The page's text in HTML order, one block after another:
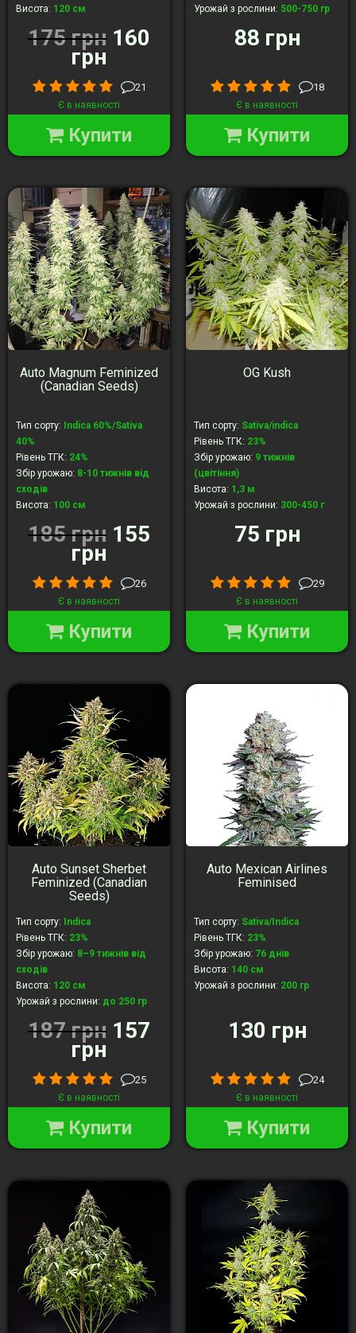
Висота: 120 cм
175 грн 160
грн
21
Є в наявності
Купити
Урожай з рослини: 500-750 гр
88 грн
18
Є в наявності
Купити
Auto Magnum Feminized
(Canadian Seeds)
Тип сорту:
Indica 60%/Sativa
40%
Рівень ТГК: 24%
Збір урожаю: 8-10 тижнів від
сходів
Висота: 100 cм
185 грн 155
грн
26
Є в наявності
Купити
OG Kush
Тип сорту: Sativa/indica
Рівень ТГК: 23%
Збір урожаю: 9 тижнів
(цвітіння)
Висота: 1,3 м
Урожай з рослини: 300-450 г
75 грн
29
Є в наявності
Купити
Auto Sunset Sherbet
Feminized (Canadian
Seeds)
Тип сорту:
Indica
Рівень ТГК: 23%
Збір урожаю: 8–9 тижнів від
сходів
Висота: 120 cм
Урожай з рослини: до 250 гр
187 грн 157
грн
25
Є в наявності
Купити
Auto Mexican Airlines
Feminised
Тип сорту: Sativa/Indica
Рівень ТГК: 23%
Збір урожаю: 76 днів
Висота: 140 см
Урожай з рослини: 200 гр
130 грн
24
Є в наявності
Купити